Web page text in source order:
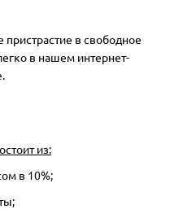
в свободное
в нашем интернет-
из:
в 10%;